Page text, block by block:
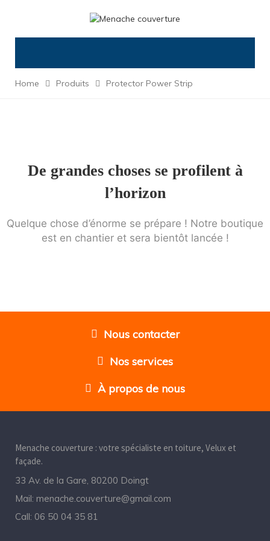
Home Produits Protector Power Strip
De grandes choses se profilent à
l’horizon
Quelque chose d’énorme se prépare ! Notre boutique
est en chantier et sera bientôt lancée !
Nous contacter
Nos services
À propos de nous
Menache couverture : votre spécialiste en toiture, Velux et
façade.
33 Av. de la Gare, 80200 Doingt
Mail: menache.couverture@gmail.com
Call: 06 50 04 35 81